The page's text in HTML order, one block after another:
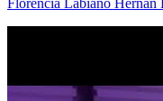
Florencia Labiano Hernan